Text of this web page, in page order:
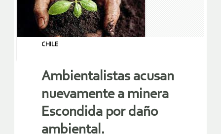
CHILE
Ambientalistas acusan
nuevamente a minera
Escondida por daño
ambiental.